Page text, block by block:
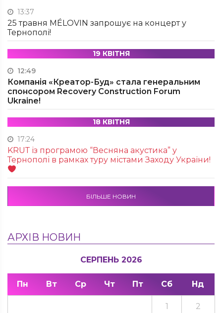
13:37
25 травня MÉLOVIN запрошує на концерт у
Тернополі!
19 КВІТНЯ
12:49
Компанія «Креатор-Буд» стала генеральним
спонсором Recovery Construction Forum
Ukraine!
18 КВІТНЯ
17:24
KRUТ із програмою “Весняна акустика” у
Тернополі в рамках туру містами Заходу України!
БІЛЬШЕ НОВИН
АРХІВ НОВИН
СЕРПЕНЬ 2026
Пн Вт Ср Чт Пт Сб Нд
1 2